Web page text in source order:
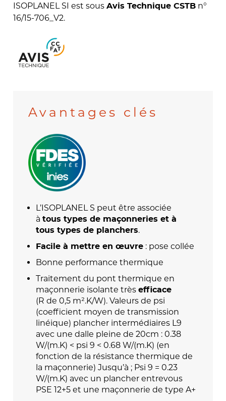
ISOPLANEL SI est sousAvis Technique CSTB n°
16/15-706_V2.
Avantages clés
L’ISOPLANEL S peut être associée
àtous types de maçonneries et à
tous types de planchers.
Facile à mettre en œuvre : pose collée
Bonne performance thermique
Traitement du pont thermique en
maçonnerie isolante trèsefficace
(R de 0,5 m².K/W). Valeurs de psi
(coefficient moyen de transmission
linéique) plancher intermédiaires L9
avec une dalle pleine de 20cm : 0.38
W/(m.K) < psi 9 < 0.68 W/(m.K) (en
fonction de la résistance thermique de
la maçonnerie) Jusqu’à ; Psi 9 = 0.23
W/(m.K) avec un plancher entrevous
PSE 12+5 et une maçonnerie de type A+